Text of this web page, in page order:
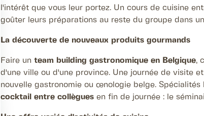
l'intérêt que vous leur portez. Un cours de cuisine
goûter leurs préparations au reste du groupe dans
La découverte de nouveaux produits gourmands
Faire unteam building gastronomique en Belgique,
d'une ville ou d'une province. Une journée de visite
nouvelle gastronomie ou œnologie belge.
cocktail entre collègues en fin de journée : le